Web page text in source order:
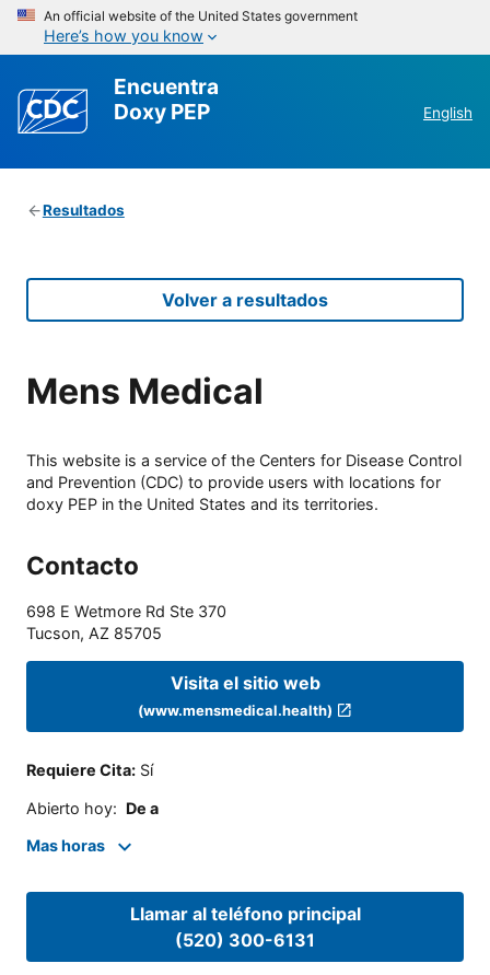
An official website of the United States government
Here’s how you know
Encuentra
Doxy PEP
English
Resultados
Volver a resultados
Mens Medical
This website is a service of the Centers for Disease Control
and Prevention (CDC) to provide users with locations for
doxy PEP in the United States and its territories.
Contacto
698 E Wetmore Rd Ste 370
Tucson, AZ 85705
Visita el sitio web
(www.mensmedical.health)
Requiere Cita: Sí
Abierto hoy: De a
Mas horas
Llamar al teléfono principal
(520) 300-6131